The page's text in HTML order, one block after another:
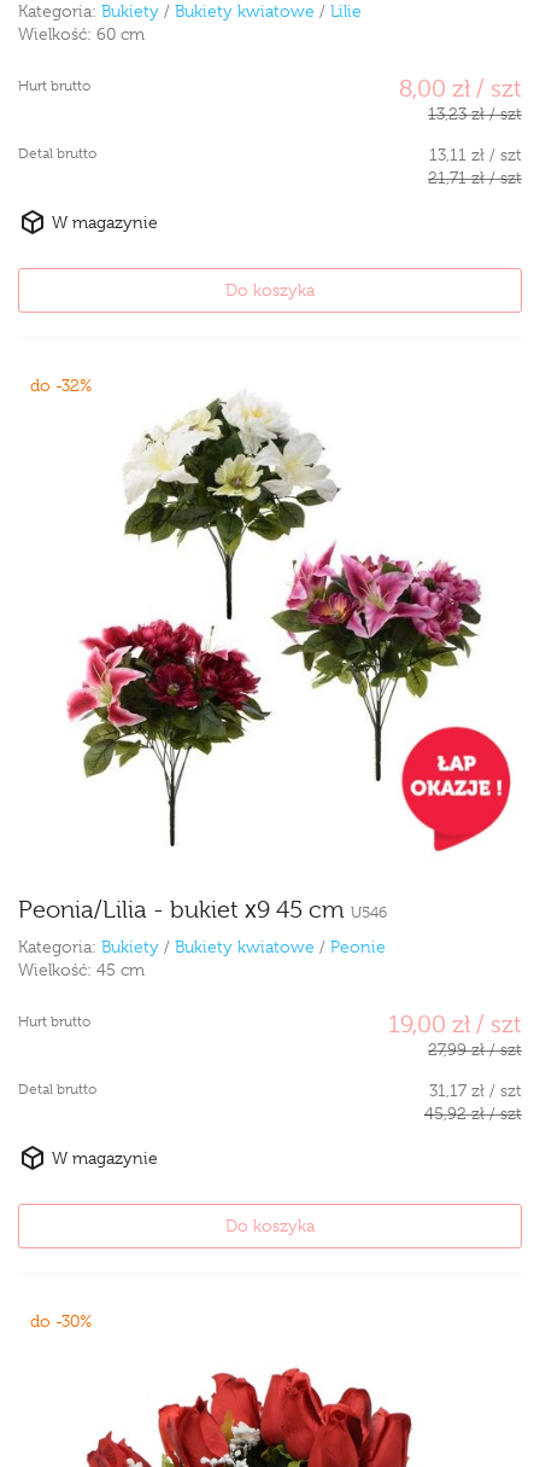
Kategoria: Bukiety / Bukiety kwiatowe / Lilie
Wielkość: 60 cm
Hurt brutto 8,00 zł / szt
13,23 zł / szt
Detal brutto
13,11 zł / szt
21,71 zł / szt
W magazynie
Do koszyka
do -32%
Peonia/Lilia - bukiet x9 45 cm U546
Kategoria: Bukiety / Bukiety kwiatowe / Peonie
Wielkość: 45 cm
Hurt brutto 19,00 zł / szt
27,99 zł / szt
Detal brutto
31,17 zł / szt
45,92 zł / szt
W magazynie
Do koszyka
do -30%